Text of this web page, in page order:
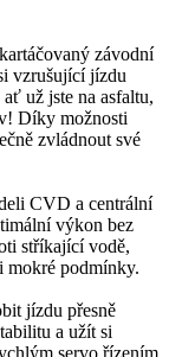
závodní
vzrušující jízdu
už jste na asfaltu,
Díky možnosti
zvládnout své
CVD a centrální
výkon bez
stříkající vodě,
mokré podmínky.
jízdu přesně
a užít si